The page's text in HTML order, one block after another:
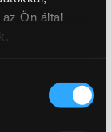
Ön általBest